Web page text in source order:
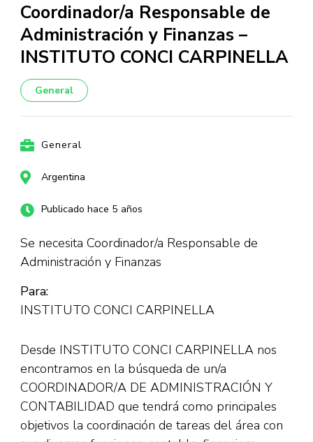
Coordinador/a Responsable de
Administración y Finanzas –
INSTITUTO CONCI CARPINELLA
General
General
Argentina
Publicado hace 5 años
Se necesita Coordinador/a Responsable de
Administración y Finanzas
Para:
INSTITUTO CONCI CARPINELLA
Desde INSTITUTO CONCI CARPINELLA nos
encontramos en la búsqueda de un/a
COORDINADOR/A DE ADMINISTRACIÓN Y
CONTABILIDAD que tendrá como principales
objetivos la coordinación de tareas del área con